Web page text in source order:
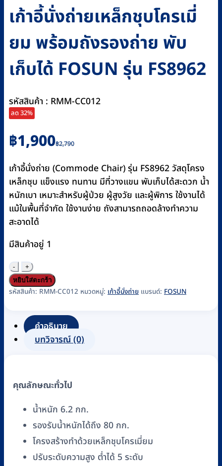
เก้าอี้นั่งถ่ายเหล็กชุบโครเมี่
ยม พร้อมถังรองถ่าย พับ
เก็บได้ FOSUN รุ่น FS8962
รหัสสินค้า : RMM-CC012
ลด 32%
฿2,790
Original
price
was:
฿2,790.
฿1,900
Current
price
is:
฿1,900.
เก้าอี้นั่งถ่าย (Commode Chair) รุ่น FS8962 วัสดุโครง
เหล็กชุบ แข็งแรง ทนทาน มีที่วางแขน พับเก็บได้สะดวก น้ำ
หนักเบา เหมาะสำหรับผู้ป่วย ผู้สูงวัย และผู้พิการ ใช้งานได้
แม้ในพื้นที่จำกัด ใช้งานง่าย ถังสามารถถอดล้างทำความ
สะอาดได้
มีสินค้าอยู่ 1
จำนวน
เก้าอี้
นั่ง
เหล็ก
ชุบ
ยม
ถัง
รอง
ถ่าย
พับ
หยิบใส่ตะกร้า
รหัสสินค้า: RMM-CC012 หมวดหมู่: เก้าอี้นั่งถ่าย แบรนด์: FOSUN
คำอธิบาย
บทวิจารณ์ (0)
คุณลักษณะทั่วไป
น้ำหนัก 6.2 กก.
รองรับน้ำหนักได้ถึง 80 กก.
โครงสร้างทำด้วยเหล็กชุบโครเมี่ยม
ปรับระดับความสูง ต่ำได้ 5 ระดับ